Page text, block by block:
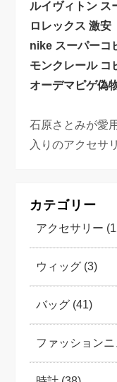
ルイヴィトン ス
ロレックス 激安
nike スーパーコ
モンクレール コ
オーデマピゲ偽
石原さとみが愛
入りのアクセサ
カテゴリー
アクセサリー
ウィッグ (3)
バッグ (41)
ファッションニ